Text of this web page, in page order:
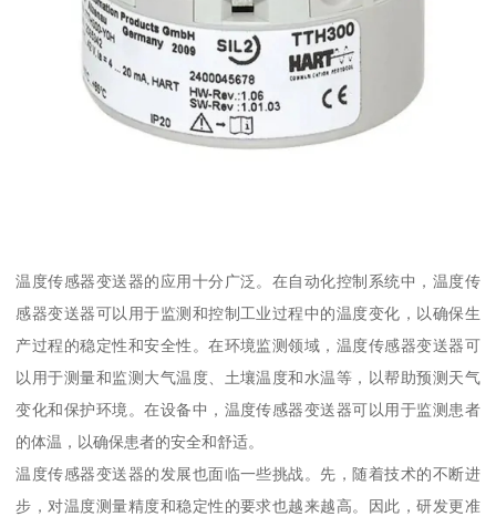
温度传感器变送器的应用十分广泛。在自动化控制系统中，温度传
感器变送器可以用于监测和控制工业过程中的温度变化，以确保生
产过程的稳定性和安全性。在环境监测领域，温度传感器变送器可
以用于测量和监测大气温度、土壤温度和水温等，以帮助预测天气
变化和保护环境。在设备中，温度传感器变送器可以用于监测患者
的体温，以确保患者的安全和舒适。
温度传感器变送器的发展也面临一些挑战。先，随着技术的不断进
步，对温度测量精度和稳定性的要求也越来越高。因此，研发更准